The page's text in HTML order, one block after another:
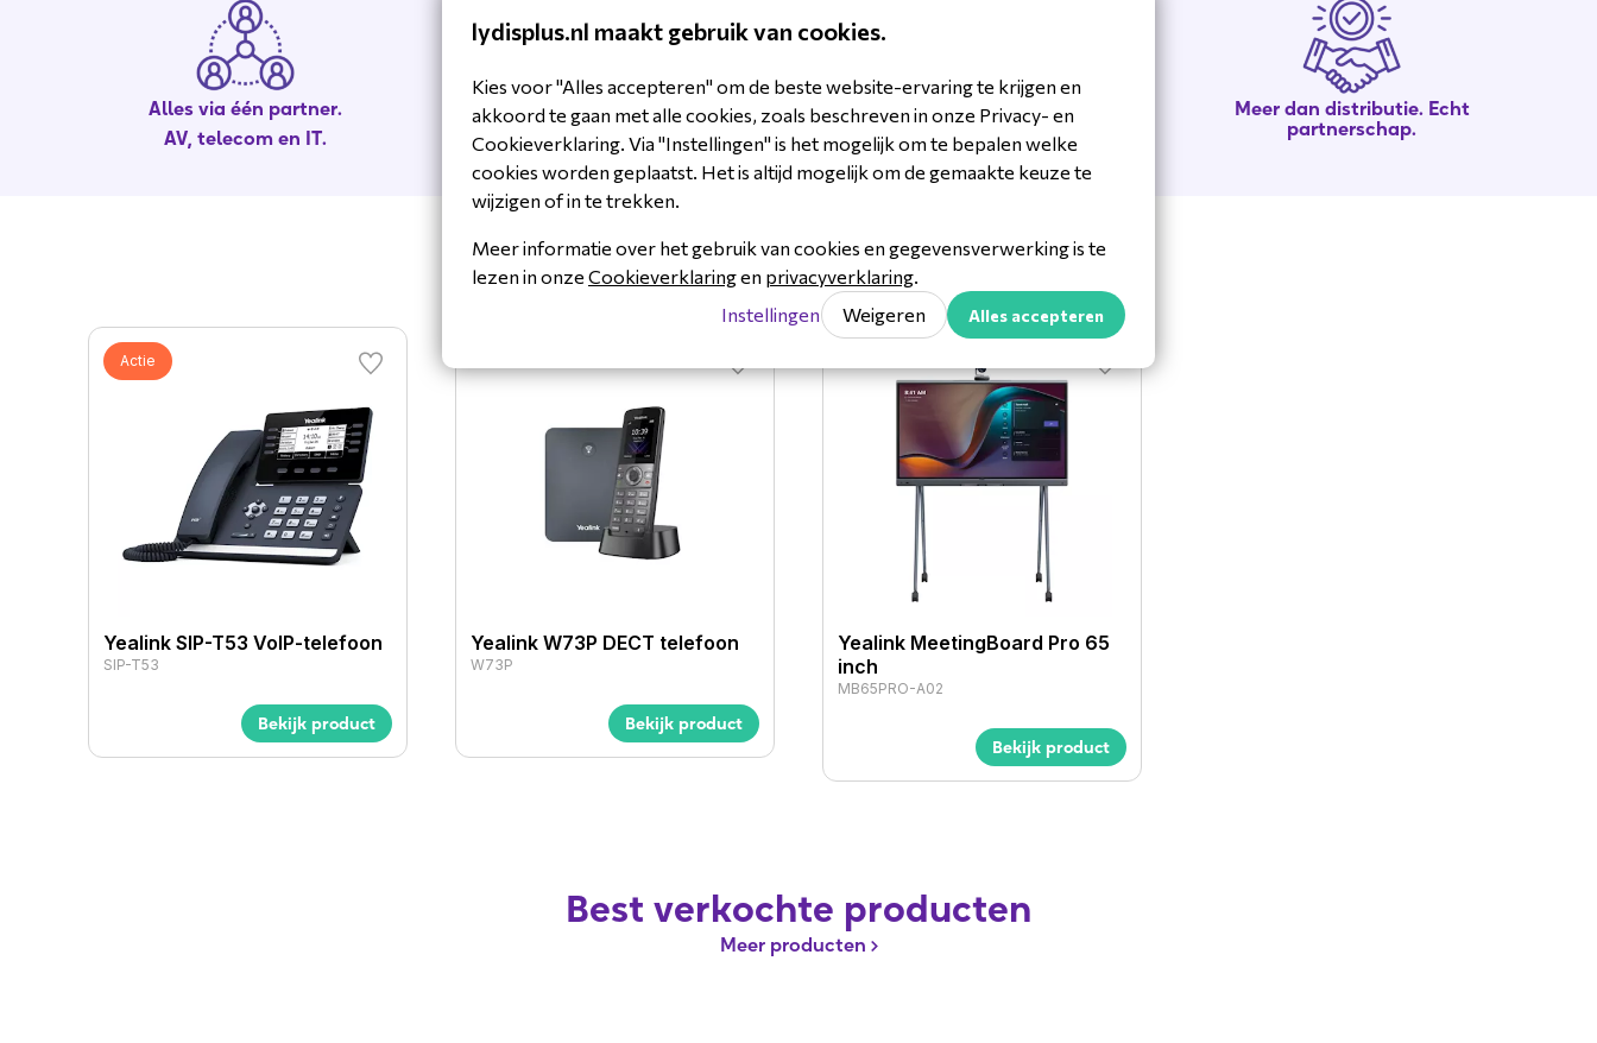
Alles via één partner.
AV, telecom en IT.
Service zit in ons DNA.
Lifecycle support van offerte tot
implementatie.
Meer dan distributie. Echt
partnerschap.
Actie
Yealink SIP-T53 VoIP-telefoon
SIP-T53
Bekijk product
Yealink W73P DECT telefoon
W73P
Bekijk product
Yealink MeetingBoard Pro 65
inch
MB65PRO-A02
Bekijk product
Best verkochte producten
Meer producten
lydisplus.nl maakt gebruik van cookies.
Kies voor "Alles accepteren" om de beste website-ervaring te krijgen en
akkoord te gaan met alle cookies, zoals beschreven in onze Privacy- en
Cookieverklaring. Via "Instellingen" is het mogelijk om te bepalen welke
cookies worden geplaatst. Het is altijd mogelijk om de gemaakte keuze te
wijzigen of in te trekken.
Meer informatie over het gebruik van cookies en gegevensverwerking is te
lezen in onze Cookieverklaringen privacyverklaring.
Instellingen
Weigeren Alles accepteren